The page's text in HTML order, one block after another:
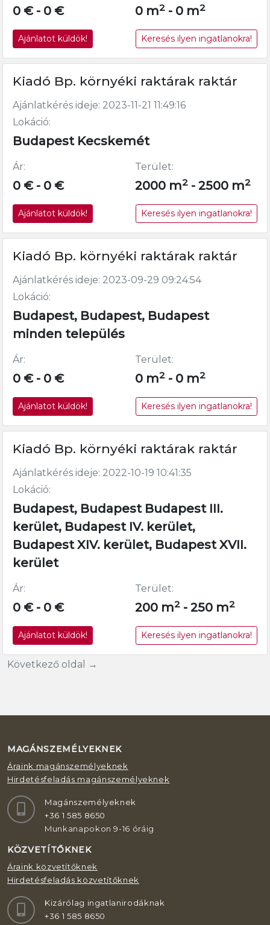
0 € - 0 € 0 m2 - 0 m2
Ajánlatot küldök! Keresés ilyen ingatlanokra!
Kiadó Bp. környéki raktárak raktár
Ajánlatkérés ideje: 2023-11-21 11:49:16
Lokáció:
Budapest Kecskemét
Ár:
0 € - 0 €
Terület:
2000 m2 - 2500 m2
Ajánlatot küldök! Keresés ilyen ingatlanokra!
Kiadó Bp. környéki raktárak raktár
Ajánlatkérés ideje: 2023-09-29 09:24:54
Lokáció:
Budapest, Budapest, Budapest
minden település
Ár:
0 € - 0 €
Terület:
0 m2 - 0 m2
Ajánlatot küldök! Keresés ilyen ingatlanokra!
Kiadó Bp. környéki raktárak raktár
Ajánlatkérés ideje: 2022-10-19 10:41:35
Lokáció:
Budapest, Budapest Budapest III.
kerület, Budapest IV. kerület,
Budapest XIV. kerület, Budapest XVII.
kerület
Ár:
0 € - 0 €
Terület:
200 m2 - 250 m2
Ajánlatot küldök! Keresés ilyen ingatlanokra!
Következő oldal →
MAGÁNSZEMÉLYEKNEK
Áraink magánszemélyeknek
Hirdetésfeladás magánszemélyeknek
Magánszemélyeknek
+36 1 585 8650
Munkanapokon 9-16 óráig
KÖZVETÍTŐKNEK
Áraink közvetítőknek
Hirdetésfeladás közvetítőknek
Kizárólag ingatlanirodáknak
+36 1 585 8650